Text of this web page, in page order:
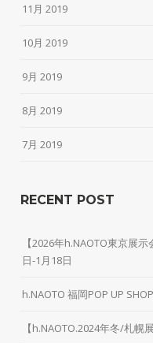
11月 2019
10月 2019
9月 2019
8月 2019
7月 2019
RECENT POST
【2026年h.NAOTO東京展
日-1月18日
h.NAOTO 福岡POP UP
【h.NAOTO.2024年冬/札